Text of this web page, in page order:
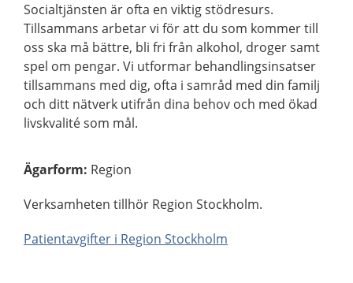
Socialtjänsten är ofta en viktig stödresurs.
Tillsammans arbetar vi för att du som kommer till
oss ska må bättre, bli fri från alkohol, droger samt
spel om pengar. Vi utformar behandlingsinsatser
tillsammans med dig, ofta i samråd med din familj
och ditt nätverk utifrån dina behov och med ökad
livskvalité som mål.
Ägarform: Region
Verksamheten tillhör Region Stockholm.
Patientavgifter i Region Stockholm